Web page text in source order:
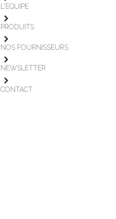
L'ÉQUIPE
PRODUITS
NOS FOURNISSEURS
NEWSLETTER
CONTACT